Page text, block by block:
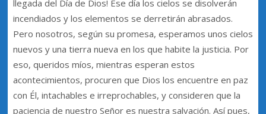
llegada del Día de Dios! Ese día los cielos se disolverán
incendiados y los elementos se derretirán abrasados.
Pero nosotros, según su promesa, esperamos unos cielos
nuevos y una tierra nueva en los que habite la justicia. Por
eso, queridos míos, mientras esperan estos
acontecimientos, procuren que Dios los encuentre en paz
con Él, intachables e irreprochables, y consideren que la
paciencia de nuestro Señor es nuestra salvación. Así pues,